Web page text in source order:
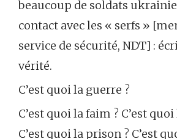
beaucoup de soldats
contact avec les « serfs »
service de sécurité, NDT] :
vérité.
C’est quoi la guerre ?
C’est quoi la faim ? C’est
C’est quoi la prison ? C’est